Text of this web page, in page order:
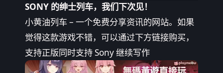
SONY 的绅士列车，我们下次见！
小黄油列车 – 一个免费分享资讯的网站。如果
觉得这款游戏不错，可以通过下方链接购买，
支持正版同时支持 Sony 继续写作